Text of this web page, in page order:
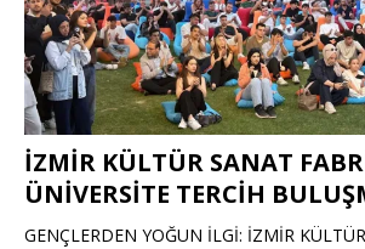
İZMİR KÜLTÜR SANAT
ÜNİVERSİTE TERCİH
GENÇLERDEN YOĞUN İLGİ: İZMİR